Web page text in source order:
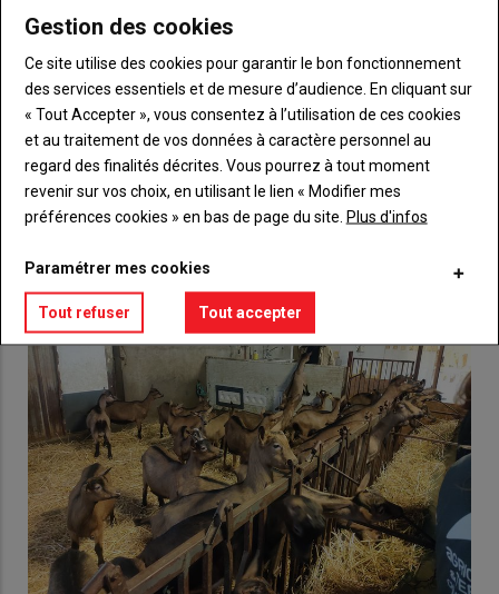
compte pour accéder à tout {nom-site}.
Lien Créez un compte
VOUS AIMEREZ AUSSI
Gestion des cookies
Ce site utilise des cookies pour garantir le bon fonctionnement
des services essentiels et de mesure d’audience. En cliquant sur
« Tout Accepter », vous consentez à l’utilisation de ces cookies
et au traitement de vos données à caractère personnel au
regard des finalités décrites. Vous pourrez à tout moment
revenir sur vos choix, en utilisant le lien « Modifier mes
préférences cookies » en bas de page du site. Plus d'infos
Paramétrer mes cookies
Tout refuser Tout accepter